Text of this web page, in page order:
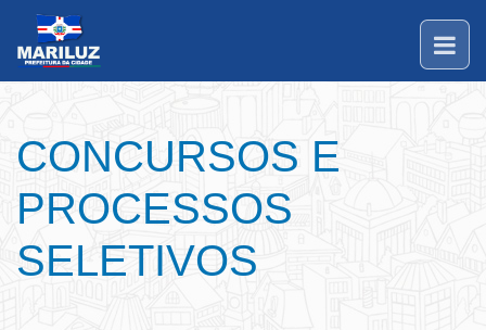
CONCURSOS E
PROCESSOS
SELETIVOS